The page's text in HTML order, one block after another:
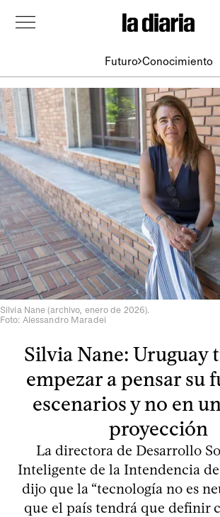
Futuro Conocimiento
Silvia Nane (archivo, enero de 2026).
Foto: Alessandro Maradei
Silvia Nane: Uruguay
empezar a pensar su
escenarios y no en
proyección
La directora de Desarrollo
Inteligente de la Intendencia
dijo que la “tecnología no es
que el país tendrá que definir